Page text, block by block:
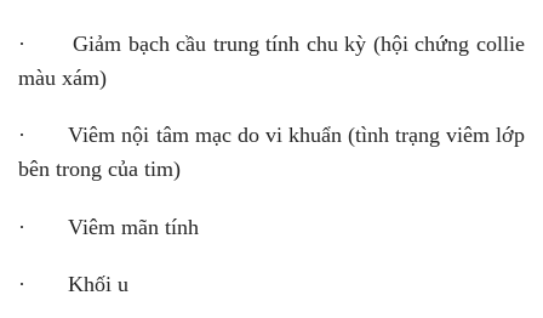
· Giảm bạch cầu trung tính chu kỳ (hội chứng collie
màu xám)
· Viêm nội tâm mạc do vi khuẩn (tình trạng viêm lớp
bên trong của tim)
· Viêm mãn tính
· Khối u